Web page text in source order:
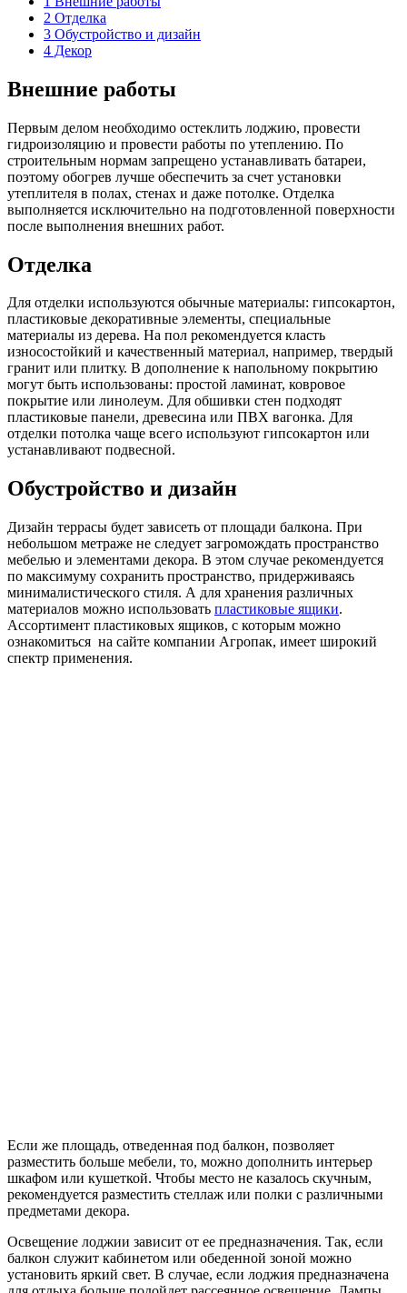
2 Отделка
3 Обустройство и дизайн
4 Декор
Внешние работы
Первым делом необходимо остеклить лоджию, провести
гидроизоляцию и провести работы по утеплению. По
строительным нормам запрещено устанавливать батареи,
поэтому обогрев лучше обеспечить за счет установки
утеплителя в полах, стенах и даже потолке. Отделка
выполняется исключительно на подготовленной поверхности
после выполнения внешних работ.
Отделка
Для отделки используются обычные материалы: гипсокартон,
пластиковые декоративные элементы, специальные
материалы из дерева. На пол рекомендуется класть
износостойкий и качественный материал, например, твердый
гранит или плитку. В дополнение к напольному покрытию
могут быть использованы: простой ламинат, ковровое
покрытие или линолеум. Для обшивки стен подходят
пластиковые панели, древесина или ПВХ вагонка. Для
отделки потолка чаще всего используют гипсокартон или
устанавливают подвесной.
Обустройство и дизайн
Дизайн террасы будет зависеть от площади балкона. При
небольшом метраже не следует загромождать пространство
мебелью и элементами декора. В этом случае рекомендуется
по максимуму сохранить пространство, придерживаясь
минималистического стиля. А для хранения различных
материалов можно использовать пластиковые ящики.
Ассортимент пластиковых ящиков, с которым можно
ознакомиться на сайте компании Агропак, имеет широкий
спектр применения.
Если же площадь, отведенная под балкон, позволяет
разместить больше мебели, то, можно дополнить интерьер
шкафом или кушеткой. Чтобы место не казалось скучным,
рекомендуется разместить стеллаж или полки с различными
предметами декора.
Освещение лоджии зависит от ее предназначения. Так, если
балкон служит кабинетом или обеденной зоной можно
установить яркий свет. В случае, если лоджия предназначена